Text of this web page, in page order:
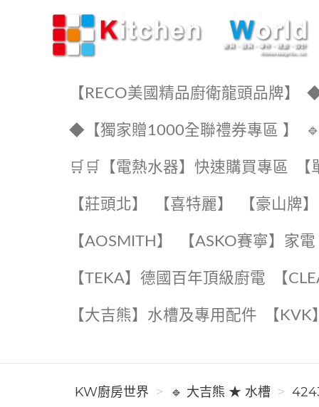
【RECO美國精品廚衛龍頭品牌】 ◆
◆【獨家贈1000全聯禮券專區 】
🛒🛒【電熱水器】快速購買專區
【莊頭北】 【喜特麗】 【豪山牌】
【AOSMITH】 【ASKO賽寧】家電
️【TEKA】️德國百年頂級廚電 【
【大吉熊】水槽及專用配件 【
KW廚房世界 🔹 大吉熊 ★ 水槽